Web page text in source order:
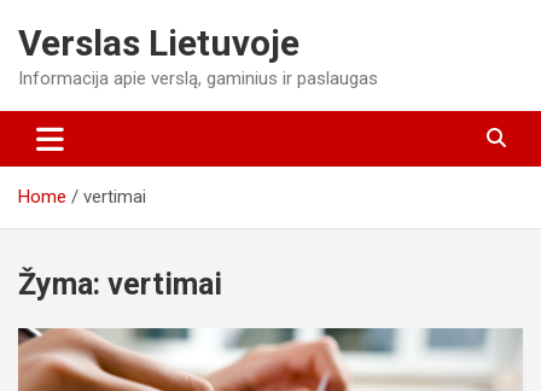
content
Verslas Lietuvoje
Informacija apie verslą, gaminius ir paslaugas
Home vertimai
Žyma: vertimai